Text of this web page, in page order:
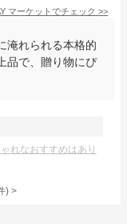
マーケット でチェック >>
淹れられる本格的
品で、贈り物にぴ
れなおすすめはあり
) >